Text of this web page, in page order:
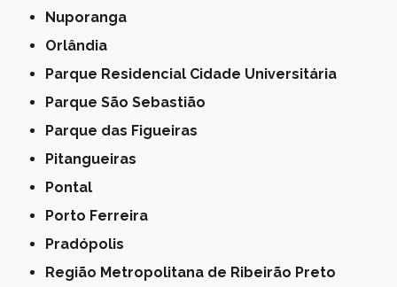
Nuporanga
Orlândia
Parque Residencial Cidade Universitária
Parque São Sebastião
Parque das Figueiras
Pitangueiras
Pontal
Porto Ferreira
Pradópolis
Região Metropolitana de Ribeirão Preto